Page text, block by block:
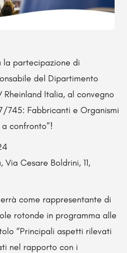
la partecipazione di
del Dipartimento
Rheinland Italia, al convegno
745: Fabbricanti e Organismi
confronto”!
Cesare Boldrini, 11,
come rappresentante di
rotonde in programma alle
“Principali aspetti rilevati
nel rapporto con i